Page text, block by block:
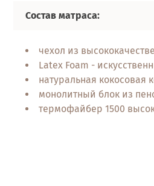
Состав матраса:
чехол из
Latex Foam -
натуральная кокосовая
монолитный блок из
термофайбер 1500